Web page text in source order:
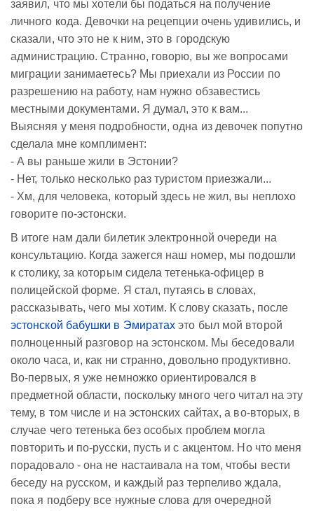
заявил, что мы хотели бы податься на получение
личного кода. Девочки на рецепции очень удивились, и
сказали, что это не к ним, это в городскую
администрацию. Странно, говорю, вы же вопросами
миграции занимаетесь? Мы приехали из России по
разрешению на работу, нам нужно обзавестись
местными документами. Я думал, это к вам...
Выясняя у меня подробности, одна из девочек попутно
сделала мне комплимент:
- А вы раньше жили в Эстонии?
- Нет, только несколько раз туристом приезжали...
- Хм, для человека, который здесь не жил, вы неплохо
говорите по-эстонски.
В итоге нам дали билетик электронной очереди на
консультацию. Когда зажегся наш номер, мы подошли
к столику, за которым сидела тетенька-офицер в
полицейской форме. Я стал, путаясь в словах,
рассказывать, чего мы хотим. К слову сказать, после
эстонской бабушки в Эмиратах это был мой второй
полноценный разговор на эстонском. Мы беседовали
около часа, и, как ни странно, довольно продуктивно.
Во-первых, я уже немножко ориентировался в
предметной области, поскольку много чего читал на эту
тему, в том числе и на эстонских сайтах, а во-вторых, в
случае чего тетенька без особых проблем могла
повторить и по-русски, пусть и с акцентом. Но что меня
порадовало - она не настаивала на том, чтобы вести
беседу на русском, и каждый раз терпеливо ждала,
пока я подберу все нужные слова для очередной